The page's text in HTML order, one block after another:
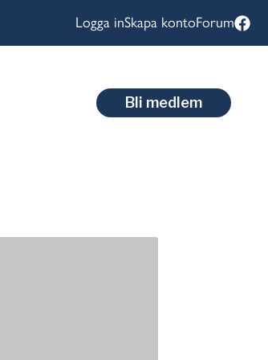
Logga inSkapa kontoForum
Bli medlem